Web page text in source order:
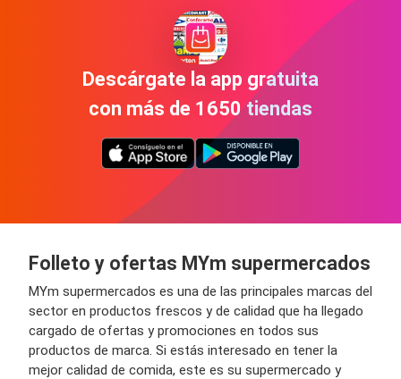
Descárgate la app gratuita
con más de 1650 tiendas
Folleto y ofertas MYm supermercados
MYm supermercados es una de las principales marcas del
sector en productos frescos y de calidad que ha llegado
cargado de ofertas y promociones en todos sus
productos de marca. Si estás interesado en tener la
mejor calidad de comida, este es su supermercado y